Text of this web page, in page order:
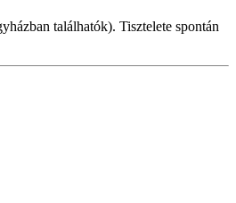
találhatók). Tisztelete spontán